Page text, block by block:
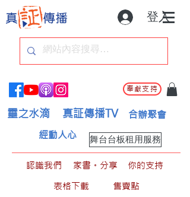
登入
奉獻支持
靈之水滴 真証傳播TV 合辦聚會
舞台台板租用服務
經動人心
認識我們 家書。分享
你的支持
表格下載
售賣點